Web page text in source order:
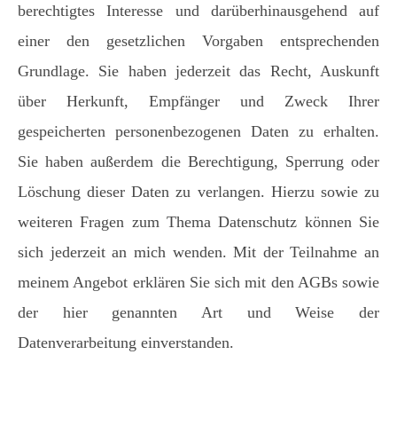
berechtigtes Interesse und darüberhinausgehend auf
einer den gesetzlichen Vorgaben entsprechenden
Grundlage. Sie haben jederzeit das Recht, Auskunft
über Herkunft, Empfänger und Zweck Ihrer
gespeicherten personenbezogenen Daten zu erhalten.
Sie haben außerdem die Berechtigung, Sperrung oder
Löschung dieser Daten zu verlangen. Hierzu sowie zu
weiteren Fragen zum Thema Datenschutz können Sie
sich jederzeit an mich wenden. Mit der Teilnahme an
meinem Angebot erklären Sie sich mit den AGBs sowie
der hier genannten Art und Weise der
Datenverarbeitung einverstanden.